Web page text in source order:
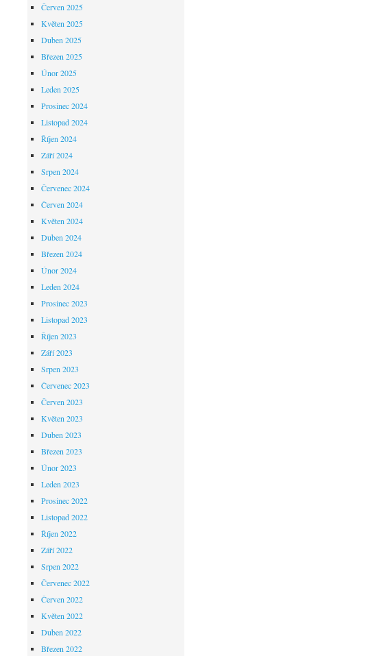
Červen 2025
Květen 2025
Duben 2025
Březen 2025
Únor 2025
Leden 2025
Prosinec 2024
Listopad 2024
Říjen 2024
Září 2024
Srpen 2024
Červenec 2024
Červen 2024
Květen 2024
Duben 2024
Březen 2024
Únor 2024
Leden 2024
Prosinec 2023
Listopad 2023
Říjen 2023
Září 2023
Srpen 2023
Červenec 2023
Červen 2023
Květen 2023
Duben 2023
Březen 2023
Únor 2023
Leden 2023
Prosinec 2022
Listopad 2022
Říjen 2022
Září 2022
Srpen 2022
Červenec 2022
Červen 2022
Květen 2022
Duben 2022
Březen 2022